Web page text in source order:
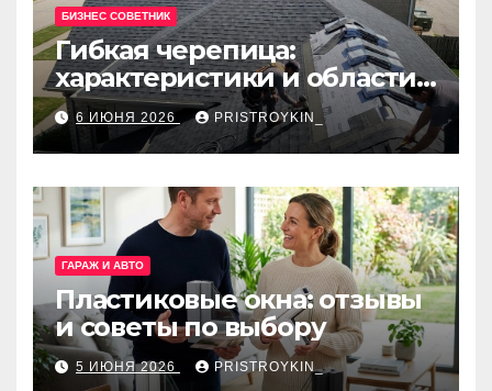
БИЗНЕС СОВЕТНИК
Гибкая черепица:
характеристики и области
применения
6 ИЮНЯ 2026 PRISTROYKIN_
ГАРАЖ И АВТО
Пластиковые окна: отзывы
и советы по выбору
5 ИЮНЯ 2026 PRISTROYKIN_